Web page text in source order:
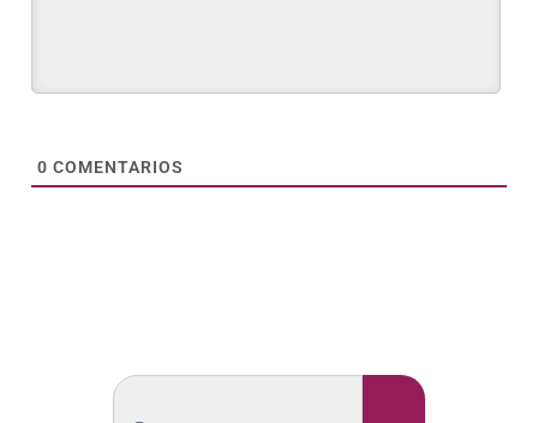
0 COMENTARIOS